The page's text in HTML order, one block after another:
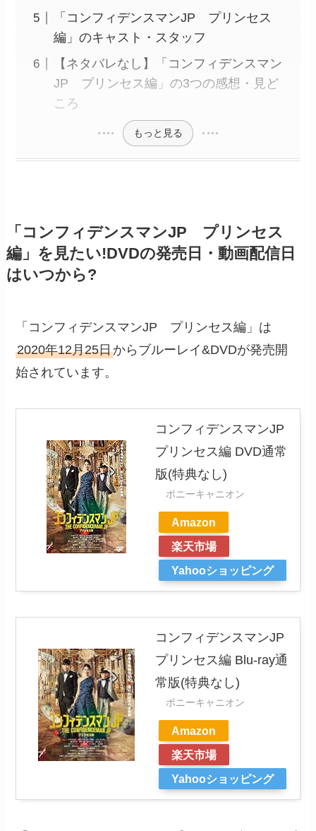
「コンフィデンスマンJP プリンセス
編」のキャスト・スタッフ
【ネタバレなし】「コンフィデンスマン
JP プリンセス編」の3つの感想・見ど
ころ
もっと見る
「コンフィデンスマンJP プリンセス
編」を見たい!DVDの発売日・動画配信日
はいつから?
「コンフィデンスマンJP プリンセス編」は
2020年12月25日からブルーレイ&DVDが発売開
始されています。
コンフィデンスマンJP
プリンセス編 DVD通常
版(特典なし)
ポニーキャニオン
Amazon
楽天市場
Yahooショッピング
コンフィデンスマンJP
プリンセス編 Blu-ray通
常版(特典なし)
ポニーキャニオン
Amazon
楽天市場
Yahooショッピング